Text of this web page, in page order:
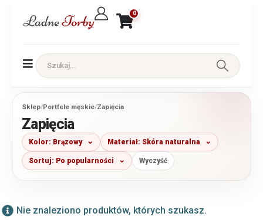
0
Sklep/Portfele męskie/Zapięcia
Zapięcia
Kolor: Brązowy Materiał: Skóra naturalna
Sortuj: Po popularności Wyczyść
Nie znaleziono produktów, których szukasz.